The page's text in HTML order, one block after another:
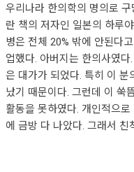
우리나라 한의학의 명의로
란 책의 저자인 일본의 하루
병은 전체 20% 밖에 안된다
업했다. 아버지는 한의사였
은 대가가 되었다. 특히 이
났기 때문이다. 그런데 이 쑥
활동을 못하였다. 개인적으
에 금방 다 나았다. 그래서